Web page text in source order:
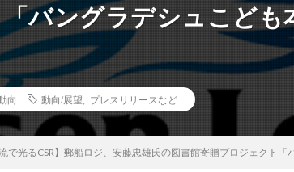
バングラデシュこども
向 動向/展望 プレスリリースなど
流で光るCSR】郵船ロジ、安藤忠雄氏の図書館寄贈プロジェクト